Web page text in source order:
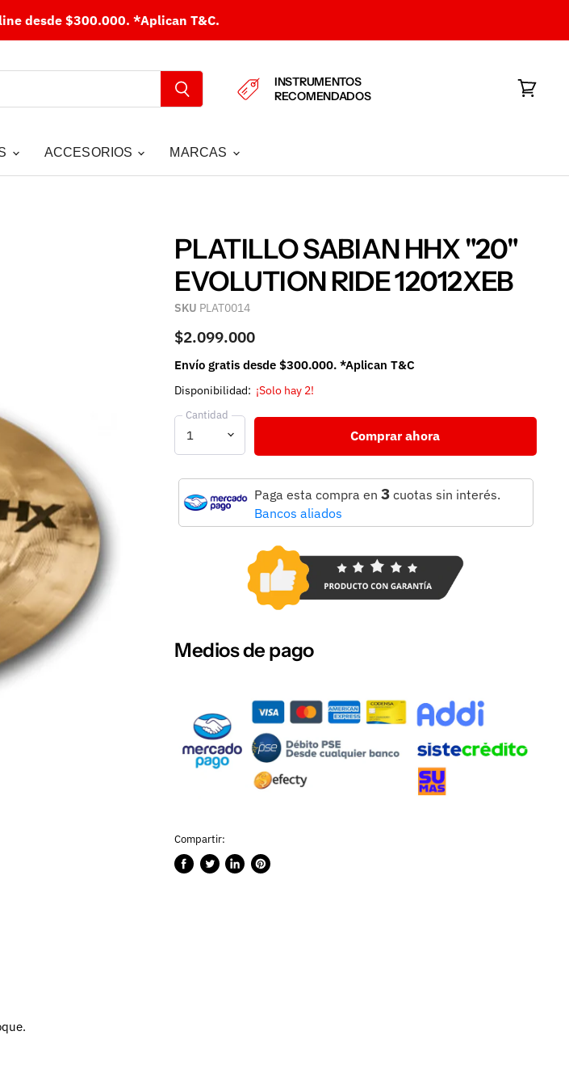
desde $300.000. *Aplican T&C.
INSTRUMENTOS
RECOMENDADOS
ACCESORIOS MARCAS
PLATILLO SABIAN HHX "20"
EVOLUTION RIDE 12012XEB
SKU PLAT0014
$2.099.000
Envío gratis desde $300.000. *Aplican T&C
Disponibilidad: ¡Solo hay 2!
Cantidad
Comprar ahora
Paga esta compra en 3cuotas sin interés.
Bancos aliados
Medios de pago
Compartir:
CompartirPublicarCompartirGuardar